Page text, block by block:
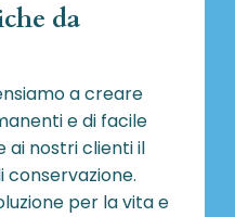
da
a creare
e di facile
ai nostri clienti il
conservazione.
per la vita e